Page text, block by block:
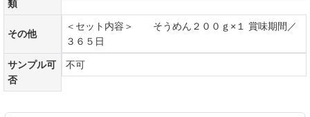
類
その他
＜セット内容＞ そうめん２００ｇ×１ 賞味期間／
３６５日
サンプル可
否
不可